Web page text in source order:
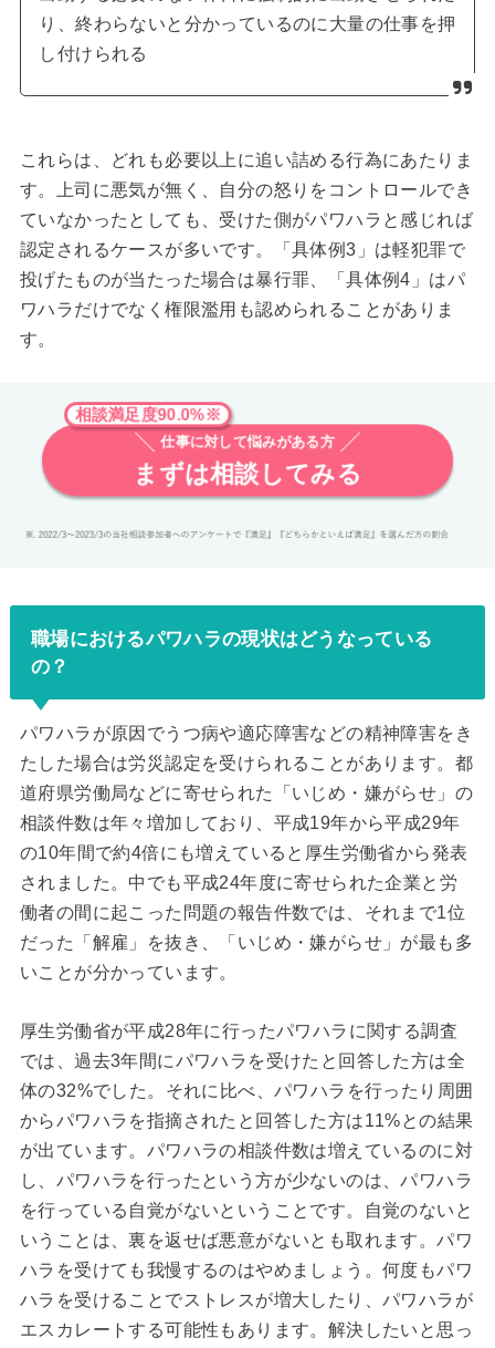
り、終わらないと分かっているのに大量の仕事を押
し付けられる
これらは、どれも必要以上に追い詰める行為にあたりま
す。上司に悪気が無く、自分の怒りをコントロールでき
ていなかったとしても、受けた側がパワハラと感じれば
認定されるケースが多いです。「具体例3」は軽犯罪で
投げたものが当たった場合は暴行罪、「具体例4」はパ
ワハラだけでなく権限濫用も認められることがありま
す。
相談満足度90.0%※
仕事に対して悩みがある方
まずは相談してみる
職場におけるパワハラの現状はどうなっている
の？
パワハラが原因でうつ病や適応障害などの精神障害をき
たした場合は労災認定を受けられることがあります。都
道府県労働局などに寄せられた「いじめ・嫌がらせ」の
相談件数は年々増加しており、平成19年から平成29年
の10年間で約4倍にも増えていると厚生労働省から発表
されました。中でも平成24年度に寄せられた企業と労
働者の間に起こった問題の報告件数では、それまで1位
だった「解雇」を抜き、「いじめ・嫌がらせ」が最も多
いことが分かっています。
厚生労働省が平成28年に行ったパワハラに関する調査
では、過去3年間にパワハラを受けたと回答した方は全
体の32%でした。それに比べ、パワハラを行ったり周囲
からパワハラを指摘されたと回答した方は11%との結果
が出ています。パワハラの相談件数は増えているのに対
し、パワハラを行ったという方が少ないのは、パワハラ
を行っている自覚がないということです。自覚のないと
いうことは、裏を返せば悪意がないとも取れます。パワ
ハラを受けても我慢するのはやめましょう。何度もパワ
ハラを受けることでストレスが増大したり、パワハラが
エスカレートする可能性もあります。解決したいと思っ